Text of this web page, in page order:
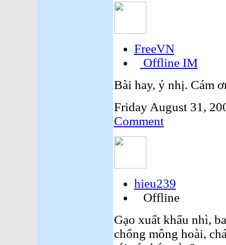
FreeVN
Offline IM
Bài hay, ý nhị. Cám
Friday August 31,
Comment
hieu239
Offline
Gạo xuất khẩu nhì,
chổng mông hoài,